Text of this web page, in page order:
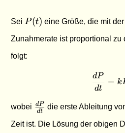
Sei P(t)
P(t) eine Größe, die mit
Zunahmerate ist proportional zu
folgt:
dt
dP = k
wobei \frac{dP}
{dt}
dt
dP die erste Ableitung
Zeit ist. Die Lösung der obigen